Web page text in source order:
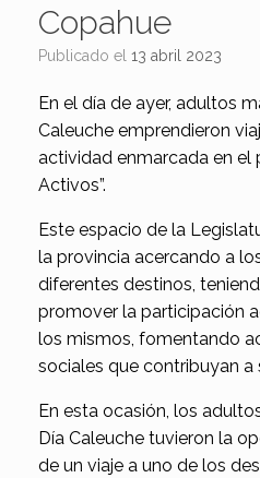
Copahue
Publicado el 13 abril 2023
En el día de ayer, adultos
Caleuche emprendieron
actividad enmarcada en el
Activos”.
Este espacio de la
la provincia acercando a
diferentes destinos,
promover la participación
los mismos, fomentando
sociales que contribuyan a
En esta ocasión, los
Día Caleuche tuvieron la
de un viaje a uno de los